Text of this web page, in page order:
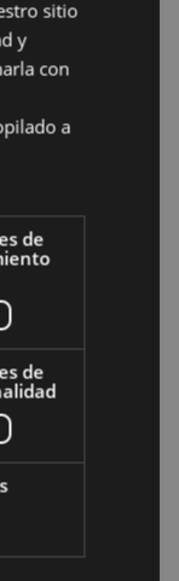
sitio
y
con
a
de
de